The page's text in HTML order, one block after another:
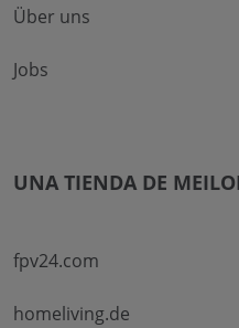
Über uns
Jobs
UNA TIENDA DE
fpv24.com
homeliving.de